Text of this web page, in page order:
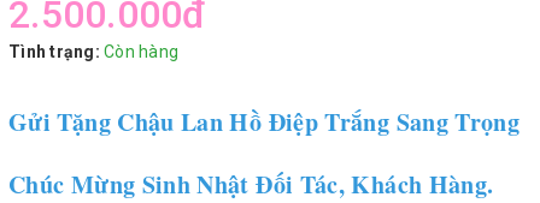
2.500.000₫
Tình trạng: Còn hàng
Gửi Tặng Chậu Lan Hồ Điệp Trắng Sang Trọng
Chúc Mừng Sinh Nhật Đối Tác, Khách Hàng.